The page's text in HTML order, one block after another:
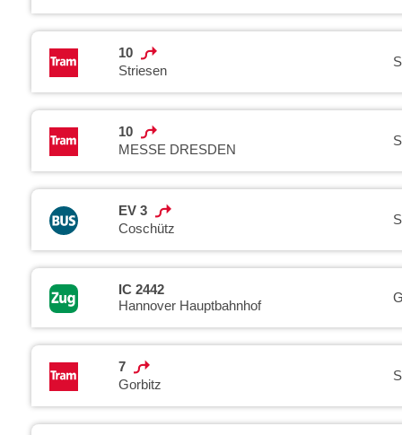
10
Striesen
10
MESSE DRESDEN
EV 3
Coschütz
IC 2442
Hannover Hauptbahnhof
7
Gorbitz